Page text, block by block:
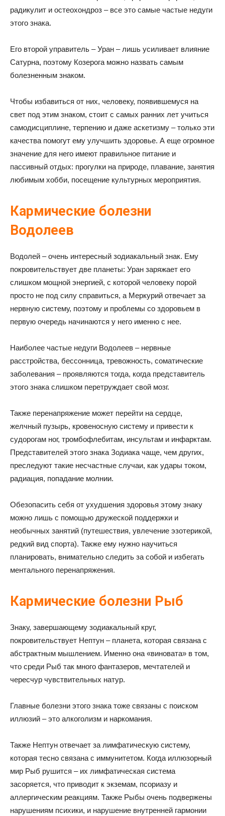
радикулит и остеохондроз – все это самые частые недуги
этого знака.
Его второй управитель – Уран – лишь усиливает влияние
Сатурна, поэтому Козерога можно назвать самым
болезненным знаком.
Чтобы избавиться от них, человеку, появившемуся на
свет под этим знаком, стоит с самых ранних лет учиться
самодисциплине, терпению и даже аскетизму – только эти
качества помогут ему улучшить здоровье. А еще огромное
значение для него имеют правильное питание и
пассивный отдых: прогулки на природе, плавание, занятия
любимым хобби, посещение культурных мероприятия.
Кармические болезни
Водолеев
Водолей – очень интересный зодиакальный знак. Ему
покровительствует две планеты: Уран заряжает его
слишком мощной энергией, с которой человеку порой
просто не под силу справиться, а Меркурий отвечает за
нервную систему, поэтому и проблемы со здоровьем в
первую очередь начинаются у него именно с нее.
Наиболее частые недуги Водолеев – нервные
расстройства, бессонница, тревожность, соматические
заболевания – проявляются тогда, когда представитель
этого знака слишком перетруждает свой мозг.
Также перенапряжение может перейти на сердце,
желчный пузырь, кровеносную систему и привести к
судорогам ног, тромбофлебитам, инсультам и инфарктам.
Представителей этого знака Зодиака чаще, чем других,
преследуют такие несчастные случаи, как удары током,
радиация, попадание молнии.
Обезопасить себя от ухудшения здоровья этому знаку
можно лишь с помощью дружеской поддержки и
необычных занятий (путешествия, увлечение эзотерикой,
редкий вид спорта). Также ему нужно научиться
планировать, внимательно следить за собой и избегать
ментального перенапряжения.
Кармические болезни Рыб
Знаку, завершающему зодиакальный круг,
покровительствует Нептун – планета, которая связана с
абстрактным мышлением. Именно она «виновата» в том,
что среди Рыб так много фантазеров, мечтателей и
чересчур чувствительных натур.
Главные болезни этого знака тоже связаны с поиском
иллюзий – это алкоголизм и наркомания.
Также Нептун отвечает за лимфатическую систему,
которая тесно связана с иммунитетом. Когда иллюзорный
мир Рыб рушится – их лимфатическая система
засоряется, что приводит к экземам, псориазу и
аллергическим реакциям. Также Рыбы очень подвержены
нарушениям психики, и нарушение внутренней гармонии